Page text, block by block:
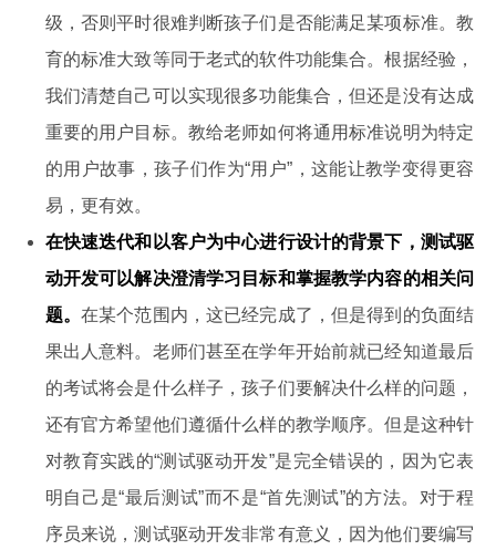
级，否则平时很难判断孩子们是否能满足某项标准。教
育的标准大致等同于老式的软件功能集合。根据经验，
我们清楚自己可以实现很多功能集合，但还是没有达成
重要的用户目标。教给老师如何将通用标准说明为特定
的用户故事，孩子们作为“用户”，这能让教学变得更容
易，更有效。
在快速迭代和以客户为中心进行设计的背景下，测试驱
动开发可以解决澄清学习目标和掌握教学内容的相关问
题。在某个范围内，这已经完成了，但是得到的负面结
果出人意料。老师们甚至在学年开始前就已经知道最后
的考试将会是什么样子，孩子们要解决什么样的问题，
还有官方希望他们遵循什么样的教学顺序。但是这种针
对教育实践的“测试驱动开发”是完全错误的，因为它表
明自己是“最后测试”而不是“首先测试”的方法。对于程
序员来说，测试驱动开发非常有意义，因为他们要编写